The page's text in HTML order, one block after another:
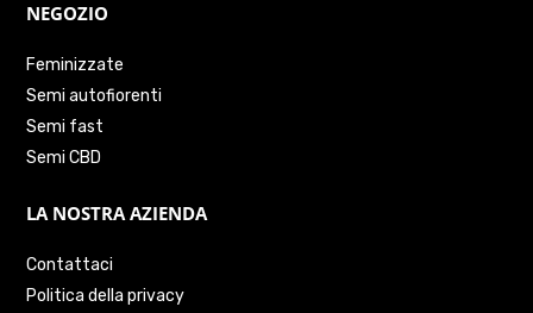
NEGOZIO
Feminizzate
Semi autofiorenti
Semi fast
Semi CBD
LA NOSTRA AZIENDA
Contattaci
Politica della privacy